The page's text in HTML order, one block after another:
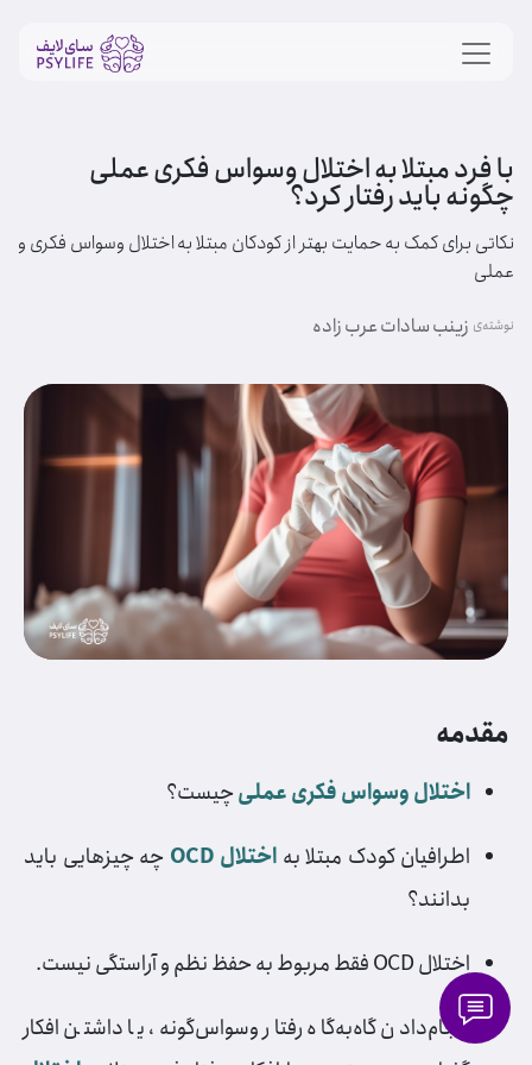
با فرد مبتلا به اختلال وسواس فکری عملی
چگونه باید رفتار کرد؟
نکاتی برای کمک به حمایت بهتر از کودکان مبتلا به اختلال وسواس فکری و
عملی
نوشته‌ی زینب سادات عرب زاده
مقدمه
اختلال وسواس فکری عملیچیست؟
اطرافیان کودک مبتلا به اختلال OCD
چه چیزهایی باید
بدانند؟
اختلال OCD فقط مربوط به حفظ نظم و آراستگی نیست.
انجام‌دادن گاه‌به‌گاه رفتار وسواس‌گونه، یا داشتن افکار